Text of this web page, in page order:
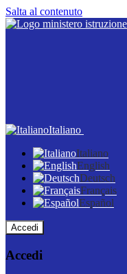
Salta al contenuto
Italiano
Italiano
English
Deutsch
Français
Español
Accedi
Accedi